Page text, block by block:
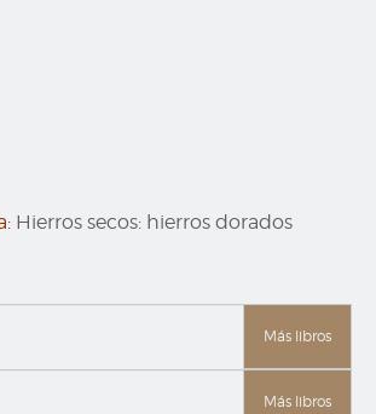
Hierros secos: hierros dorados
Más libros
Más libros